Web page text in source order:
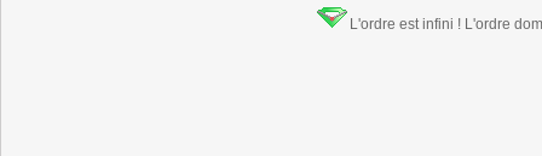
L'ordre est infini ! L'ordre